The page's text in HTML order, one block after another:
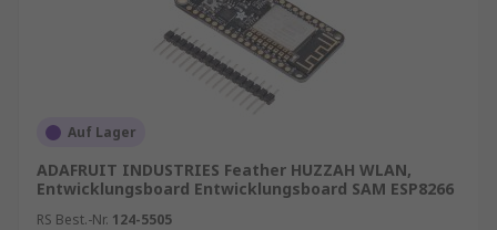
Kompatibilität: Unterstützung für gängige
Microcontroller-Architekturen wie ARM,
AVR, PIC oder ESP32.
: Tools für verschiedene
Betriebssysteme und Schnittstellen (USB,
Beliebte Entwicklungstools im Überblick
Auf Lager
ADAFRUIT INDUSTRIES Feather HUZZAH WLAN,
Entwicklungsboard Entwicklungsboard SAM ESP8266
RS Best.-Nr. 124-5505